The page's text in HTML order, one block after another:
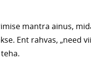
mantra ainus,
Ent rahvas, „need